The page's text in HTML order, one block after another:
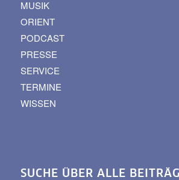
MUSIK
ORIENT
PODCAST
PRESSE
SERVICE
TERMINE
WISSEN
SUCHE ÜBER ALLE